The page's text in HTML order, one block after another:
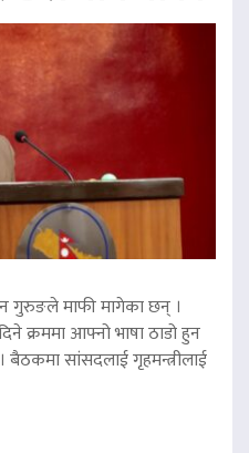
गुरुङले माफी मागेका छन् ।
क्रममा आफ्नो भाषा ठाडो हुन
सांसदलाई गृहमन्त्रीलाई